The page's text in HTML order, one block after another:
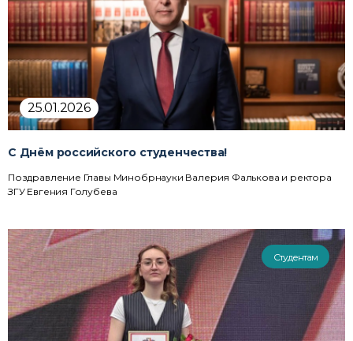
25.01.2026
C Днём российского студенчества!
Поздравление Главы Минобрнауки Валерия Фалькова и ректора
ЗГУ Евгения Голубева
Студентам